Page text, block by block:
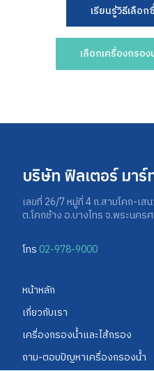
เรียนรู้วิธีเลือ
เลือกเครื่องกรอ
บริษัท ฟิลเตอร์ มาร์
เลขที่ 26/7 หมู่ที่ 4 ถ.สามโคก-เส
ต.โคกช้าง อ.บางไทร จ.พระนคร
โทร 02-978-9000
หน้าหลัก
เกี่ยวกับเรา
เครื่องกรองน้ำและไส้กรอง
ถาม-ตอบปัญหาเครื่องกรองน้ำ​